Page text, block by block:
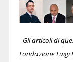
Gli articoli di
Fondazione